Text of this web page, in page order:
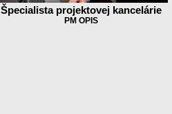
Špecialista projektovej kancelárie
PM OPIS